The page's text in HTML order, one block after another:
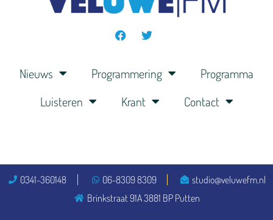
Nieuws Programmering
Programma
Luisteren
Krant Contact
0341-360148 06-8309 8309
studio@veluwefm.nl
Brinkstraat 91A 3881 BP Putten